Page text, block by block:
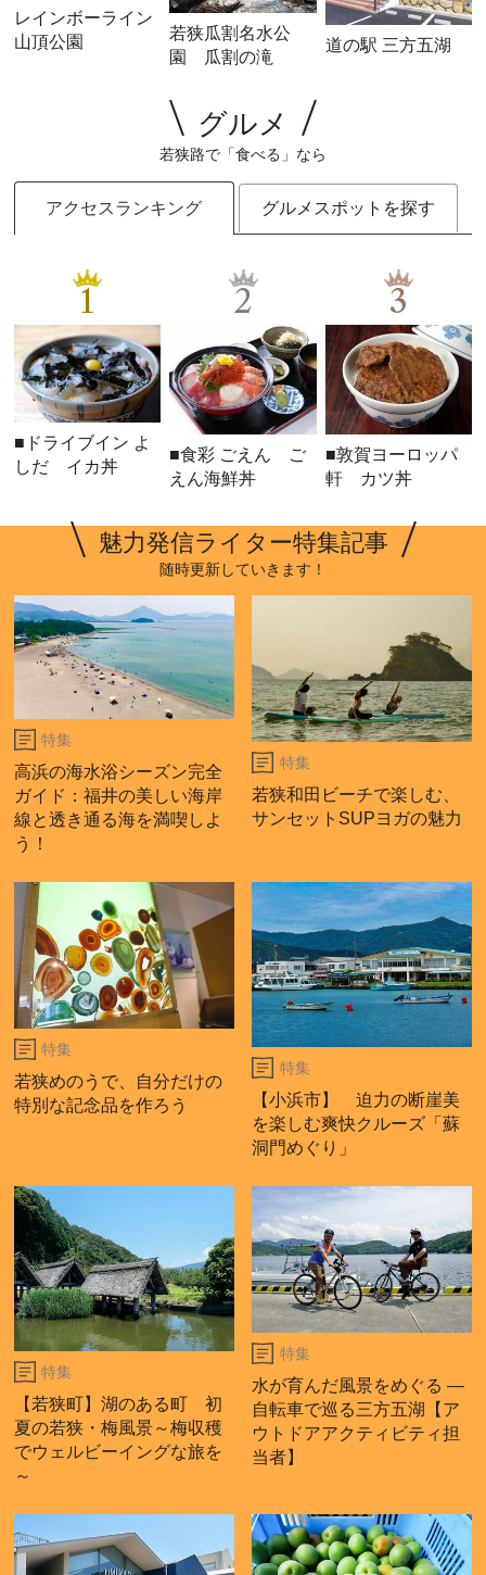
レインボーライン
山頂公園
若狭瓜割名水公
園 瓜割の滝
道の駅 三方五湖
グルメ
若狭路で「食べる」なら
アクセスランキング グルメスポットを探す
1
■ドライブイン よ
しだ イカ丼
2
■食彩 ごえん ご
えん海鮮丼
3
■敦賀ヨーロッパ
軒 カツ丼
魅力発信ライター特集記事
随時更新していきます！
特集
高浜の海水浴シーズン完全
ガイド：福井の美しい海岸
線と透き通る海を満喫しよ
う！
特集
若狭和田ビーチで楽しむ、
サンセットSUPヨガの魅力
特集
若狭めのうで、自分だけの
特別な記念品を作ろう
特集
【小浜市】 迫力の断崖美
を楽しむ爽快クルーズ「蘇
洞門めぐり」
特集
【若狭町】湖のある町 初
夏の若狭・梅風景～梅収穫
でウェルビーイングな旅を
～
特集
水が育んだ風景をめぐる ―
自転車で巡る三方五湖【ア
ウトドアアクティビティ担
当者】